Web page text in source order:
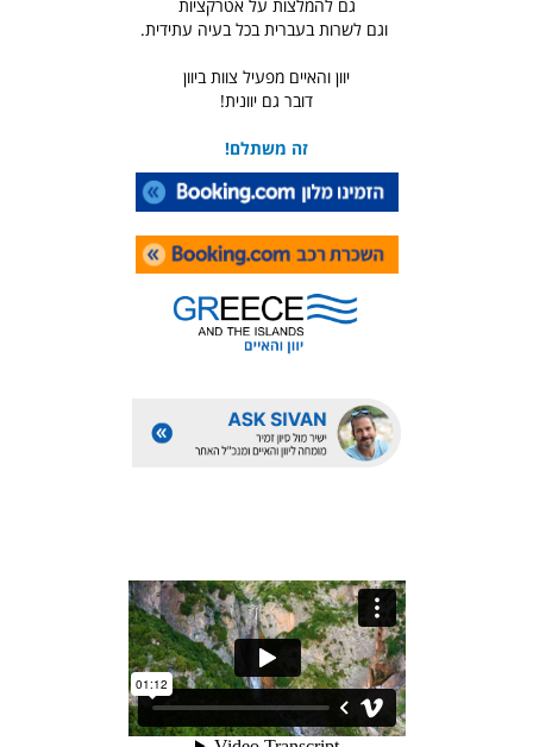
גם להמלצות על אטרקציות
וגם לשרות בעברית בכל בעיה עתידית.
יוון והאיים מפעיל צוות ביוון
דובר גם יוונית!
זה משתלם!